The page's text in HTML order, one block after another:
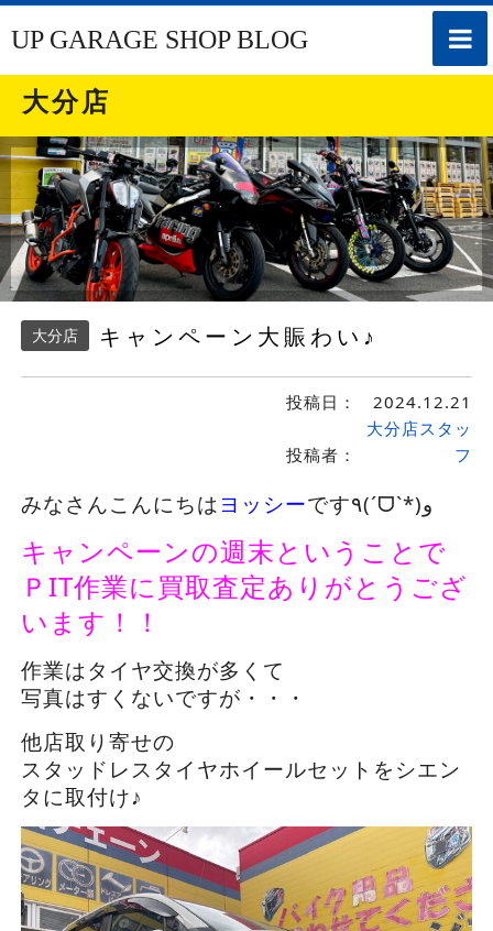
toggle
UP GARAGE SHOP BLOG
大分店
大分店 キャンペーン大賑わい♪
投稿日： 2024.12.21
投稿者：
大分店スタッ
フ
みなさんこんにちはヨッシー です٩(ˊᗜˋ*)و
キャンペーンの週末ということで
ＰIT作業に買取査定ありがとうござ
います！！
作業はタイヤ交換が多くて
写真はすくないですが・・・
他店取り寄せの
スタッドレスタイヤホイールセットをシエン
タに取付け♪